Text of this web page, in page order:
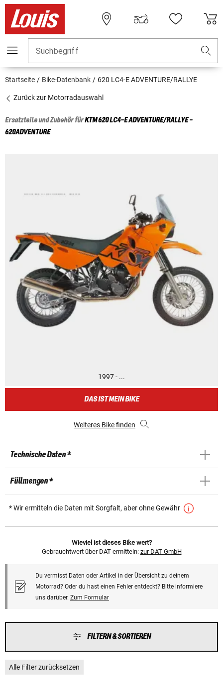
Suchbegriff
Startseite Bike-Datenbank 620 LC4-E ADVENTURE/RALLYE
Zurück zur Motorradauswahl
Ersatzteile und Zubehör fürKTM620 LC4-E ADVENTURE/RALLYE -
620ADVENTURE
1997 - ...
DAS IST MEIN BIKE
Weiteres Bike finden
Technische Daten *
Füllmengen *
* Wir ermitteln die Daten mit Sorgfalt, aber ohne Gewähr
Wieviel ist dieses Bike wert?
Gebrauchtwert über DAT ermitteln: zur DAT GmbH
Du vermisst Daten oder Artikel in der Übersicht zu deinem
Motorrad? Oder du hast einen Fehler entdeckt? Bitte informiere
uns darüber. Zum Formular
FILTERN & SORTIEREN
Alle Filter zurücksetzen